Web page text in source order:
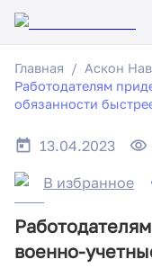
Главная Аскон
Работодателям
обязанности
13.04.2023
В избранное
военно-